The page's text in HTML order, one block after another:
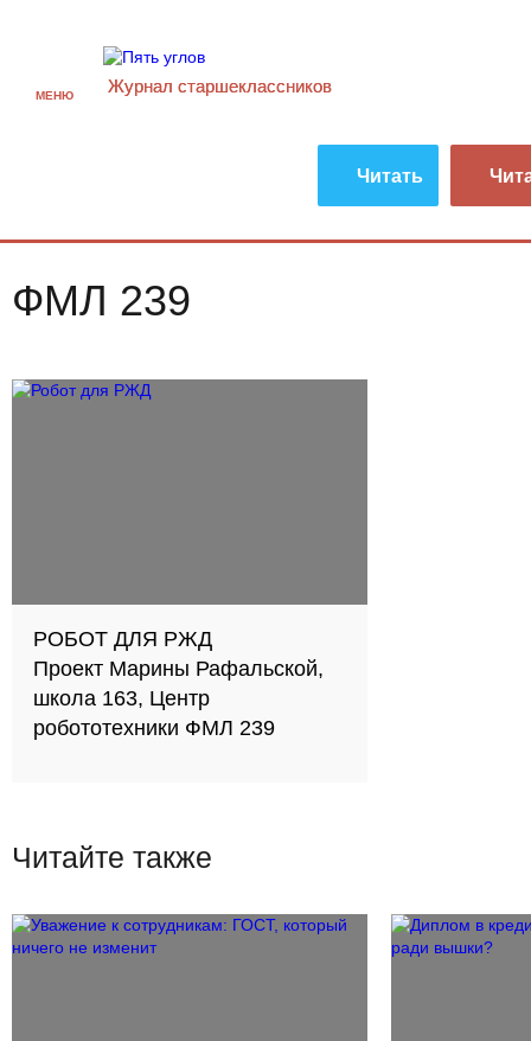
МЕНЮ Журнал старшекласcников
Читать
ФМЛ 239
РОБОТ ДЛЯ РЖД
Проект Марины Рафальской,
школа 163, Центр
робототехники ФМЛ 239
Читайте также